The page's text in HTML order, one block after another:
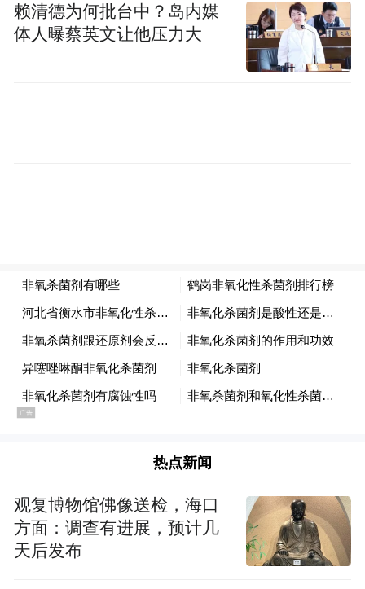
随后便来到南京艺术学院攻读硕士，一呆就
是7年。这期间，他的同胞哥哥姐姐也来到南
艺学习。现在，拉丁的父母也来到南京和他
们团聚。
拉丁的哥哥阿里更是将一家人与中国的奇妙
缘分拍摄成纪录片《美梦成真》，作为今年
赖清德为何批台中？岛内媒
体人曝蔡英文让他压力大
热点新闻
观复博物馆佛像送检，海口
方面：调查有进展，预计几
天后发布